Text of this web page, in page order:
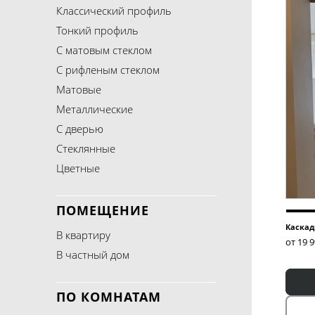
Классический профиль
Тонкий профиль
С матовым стеклом
С рифленым стеклом
Матовые
Металлические
С дверью
Стеклянные
Цветные
ПОМЕЩЕНИЕ
В квартиру
В частный дом
ПО КОМНАТАМ
от 19